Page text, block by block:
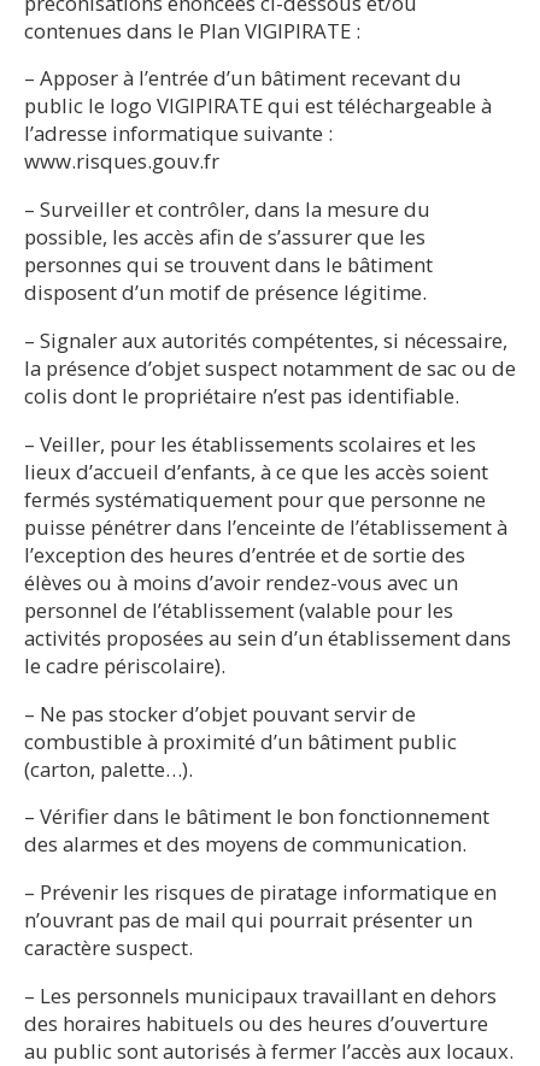
contenues dans le Plan VIGIPIRATE :
– Apposer à l’entrée d’un bâtiment recevant du
public le logo VIGIPIRATE qui est téléchargeable à
l’adresse informatique suivante :
www.risques.gouv.fr
– Surveiller et contrôler, dans la mesure du
possible, les accès afin de s’assurer que les
personnes qui se trouvent dans le bâtiment
disposent d’un motif de présence légitime.
– Signaler aux autorités compétentes, si nécessaire,
la présence d’objet suspect notamment de sac ou de
colis dont le propriétaire n’est pas identifiable.
– Veiller, pour les établissements scolaires et les
lieux d’accueil d’enfants, à ce que les accès soient
fermés systématiquement pour que personne ne
puisse pénétrer dans l’enceinte de l’établissement à
l’exception des heures d’entrée et de sortie des
élèves ou à moins d’avoir rendez-vous avec un
personnel de l’établissement (valable pour les
activités proposées au sein d’un établissement dans
le cadre périscolaire).
– Ne pas stocker d’objet pouvant servir de
combustible à proximité d’un bâtiment public
(carton, palette…).
– Vérifier dans le bâtiment le bon fonctionnement
des alarmes et des moyens de communication.
– Prévenir les risques de piratage informatique en
n’ouvrant pas de mail qui pourrait présenter un
caractère suspect.
– Les personnels municipaux travaillant en dehors
des horaires habituels ou des heures d’ouverture
au public sont autorisés à fermer l’accès aux locaux.